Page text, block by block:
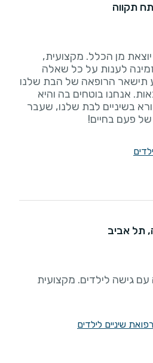
תקווה
מן הכלל. מקצועית,
לענות על כל שאלה
תישאר הרופאה של הבת שלנו
אנחנו בוטחים בה והיא
בשיניים לבת שלנו, שעבר
פעם בחיים!
, תל אביב
גישה לילדים. מקצועית
שיניים לילדים